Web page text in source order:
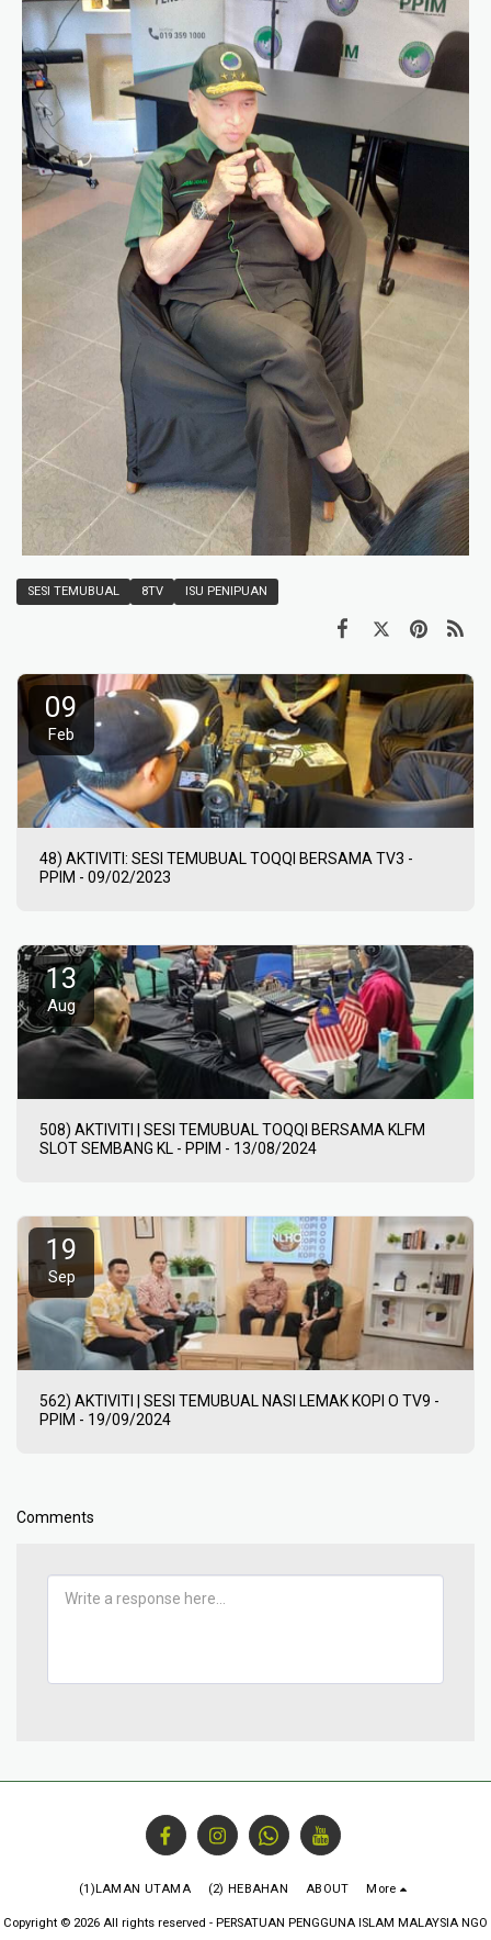
SESI TEMUBUAL 8TV ISU PENIPUAN
09
Feb
48) AKTIVITI: SESI TEMUBUAL TOQQI BERSAMA TV3 -
PPIM - 09/02/2023
13
Aug
508) AKTIVITI | SESI TEMUBUAL TOQQI BERSAMA KLFM
SLOT SEMBANG KL - PPIM - 13/08/2024
19
Sep
562) AKTIVITI | SESI TEMUBUAL NASI LEMAK KOPI O TV9 -
PPIM - 19/09/2024
Comments
(1)LAMAN UTAMA (2) HEBAHAN ABOUT More
Copyright © 2026 All rights reserved - PERSATUAN PENGGUNA ISLAM MALAYSIA NGO